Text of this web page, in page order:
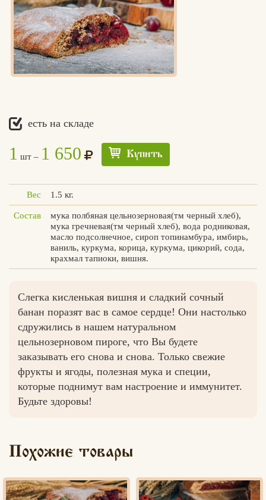
Едлин
Вконтакте
Max
есть на складе
1 шт – 1 650 Купить
Вес 1.5 кг.
Состав
мука полбяная цельнозерновая(тм черный хлеб),
мука гречневая(тм черный хлеб), вода родниковая,
масло подсолнечное, сироп топинамбура, имбирь,
ваниль, куркума, корица, куркума, цикорий, сода,
крахмал тапиоки, вишня.
Слегка кисленькая вишня и сладкий сочный
банан поразят вас в самое сердце! Они настолько
сдружились в нашем натуральном
цельнозерновом пироге, что Вы будете
заказывать его снова и снова. Только свежие
фрукты и ягоды, полезная мука и специи,
которые поднимут вам настроение и иммунитет.
Будьте здоровы!
Похожие товары